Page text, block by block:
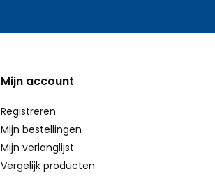
Mijn account
Registreren
Mijn bestellingen
Mijn verlanglijst
Vergelijk producten